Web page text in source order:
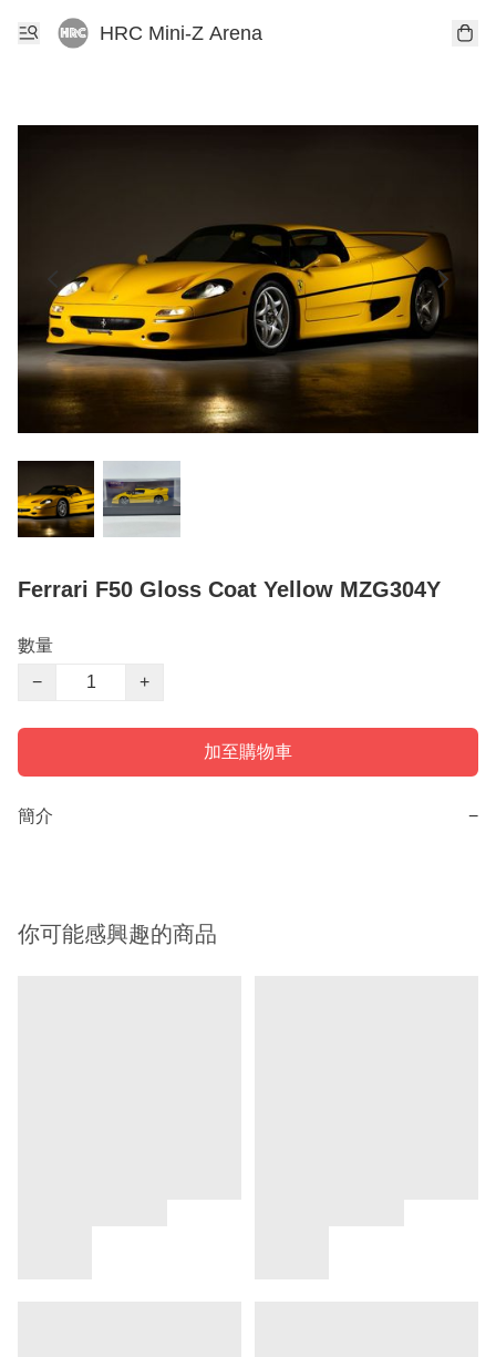
HRC Mini-Z Arena
Ferrari F50 Gloss Coat Yellow MZG304Y
數量
−
+
加至購物車
簡介 −
你可能感興趣的商品